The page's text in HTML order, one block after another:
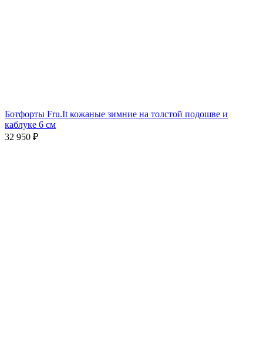
Ботфорты Fru.It кожаные зимние на толстой подошве и
каблуке 6 см
32 950 ₽